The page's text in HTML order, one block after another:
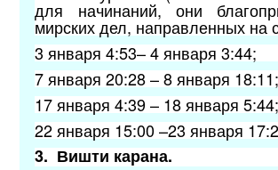
для начинаний, они
мирских дел, направленных на
3 января 4:53– 4 января 3:44;
7 января 20:28 – 8 января
17 января 4:39 – 18 января
22 января 15:00 –23 января
3. Вишти карана.